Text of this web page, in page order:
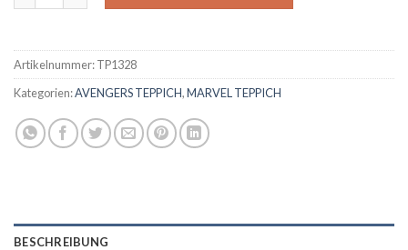
Artikelnummer:TP1328
Kategorien:AVENGERS TEPPICH,MARVEL TEPPICH
BESCHREIBUNG